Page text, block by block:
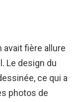
avait fière allure
Le design du
ce qui a
photos de